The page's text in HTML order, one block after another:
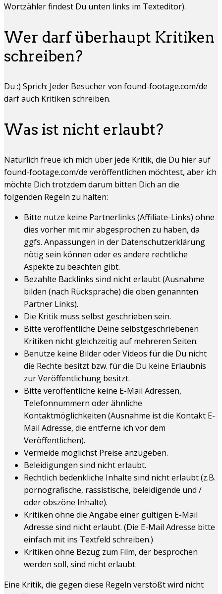
Wortzähler findest Du unten links im Texteditor).
Wer darf überhaupt Kritiken
schreiben?
Du :) Sprich: Jeder Besucher von found-footage.com/de
darf auch Kritiken schreiben.
Was ist nicht erlaubt?
Natürlich freue ich mich über jede Kritik, die Du hier auf
found-footage.com/de veröffentlichen möchtest, aber ich
möchte Dich trotzdem darum bitten Dich an die
folgenden Regeln zu halten:
Bitte nutze keine Partnerlinks (Affiliate-Links) ohne
dies vorher mit mir abgesprochen zu haben, da
ggfs. Anpassungen in der Datenschutzerklärung
nötig sein können oder es andere rechtliche
Aspekte zu beachten gibt.
Bezahlte Backlinks sind nicht erlaubt (Ausnahme
bilden (nach Rücksprache) die oben genannten
Partner Links).
Die Kritik muss selbst geschrieben sein.
Bitte veröffentliche Deine selbstgeschriebenen
Kritiken nicht gleichzeitig auf mehreren Seiten.
Benutze keine Bilder oder Videos für die Du nicht
die Rechte besitzt bzw. für die Du keine Erlaubnis
zur Veröffentlichung besitzt.
Bitte veröffentliche keine E-Mail Adressen,
Telefonnummern oder ähnliche
Kontaktmöglichkeiten (Ausnahme ist die Kontakt E-
Mail Adresse, die entferne ich vor dem
Veröffentlichen).
Vermeide möglichst Preise anzugeben.
Beleidigungen sind nicht erlaubt.
Rechtlich bedenkliche Inhalte sind nicht erlaubt (z.B.
pornografische, rassistische, beleidigende und /
oder obszöne Inhalte).
Kritiken ohne die Angabe einer gültigen E-Mail
Adresse sind nicht erlaubt. (Die E-Mail Adresse bitte
einfach mit ins Textfeld schreiben.)
Kritiken ohne Bezug zum Film, der besprochen
werden soll, sind nicht erlaubt.
Eine Kritik, die gegen diese Regeln verstößt wird nicht